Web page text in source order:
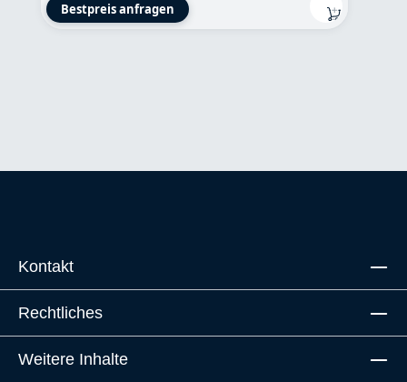
Bestpreis anfragen
Kontakt
Rechtliches
Weitere Inhalte